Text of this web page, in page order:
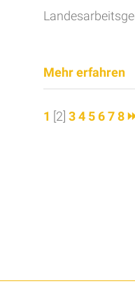
Mehr erfahren
1 [2] 34 5678